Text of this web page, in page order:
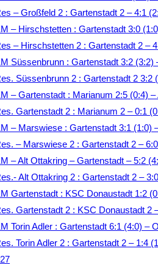
– Großfeld 2 : Gartenstadt 2 – 4:1
– Hirschstetten : Gartenstadt 3:0
– Hirschstetten 2 : Gartenstadt 2 –
Süssenbrunn : Gartenstadt 3:2 (3:2)
Süssenbrunn 2 : Gartenstadt 2 3:2
– Gartenstadt : Marianum 2:5 (0:4)
Gartenstadt 2 : Marianum 2 – 0:1
– Marswiese : Gartenstadt 3:1 (1:0)
– Marswiese 2 : Gartenstadt 2 –
– Alt Ottakring – Gartenstadt – 5:2
Alt Ottakring 2 : Gartenstadt 2 –
Gartenstadt : KSC Donaustadt 1:2
Gartenstadt 2 : KSC Donaustadt 2
Torin Adler : Gartenstadt 6:1 (4:0) –
Torin Adler 2 : Gartenstadt 2 – 1:4